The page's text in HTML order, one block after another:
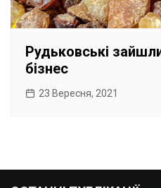
Рудьковські
бізнес
23 Вересня, 2021